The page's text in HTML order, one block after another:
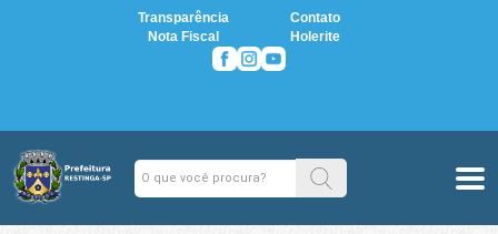
Transparência
Contato
Nota Fiscal
Holerite